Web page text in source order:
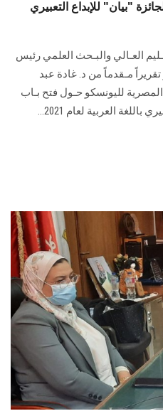
"بيان" للإبداع التعبيري
العـالي والبـحث العلمي رئيس
تقريراً مـقدماً من د. غادة عبد
المصرية لليونسكو حـول فتح بـاب
العربية لعام 2021...